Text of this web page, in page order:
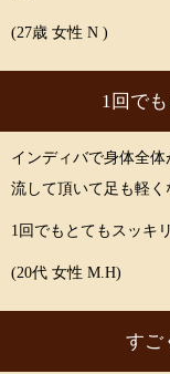
(27歳 女性 N )
1回で
インディバで身体全
流して頂いて足も軽く
1回でもとてもスッキ
(20代 女性 M.H)
すご